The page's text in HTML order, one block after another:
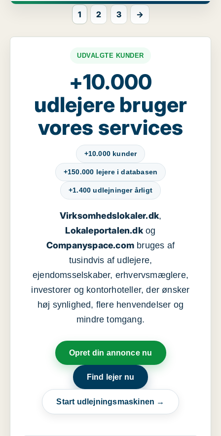
1 2 3 →
UDVALGTE KUNDER
+10.000
udlejere bruger
vores services
+10.000 kunder
+150.000 lejere i databasen
+1.400 udlejninger årligt
Virksomhedslokaler.dk,
Lokaleportalen.dkog
Companyspace.com bruges af
tusindvis af udlejere,
ejendomsselskaber, erhvervsmæglere,
investorer og kontorhoteller, der ønsker
høj synlighed, flere henvendelser og
mindre tomgang.
Opret din annonce nu
Find lejer nu
Start udlejningsmaskinen →